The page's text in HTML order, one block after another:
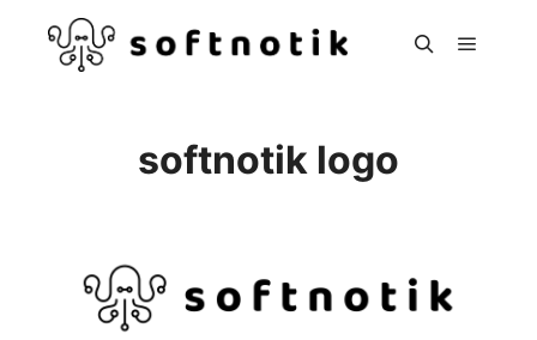
softnotik logo